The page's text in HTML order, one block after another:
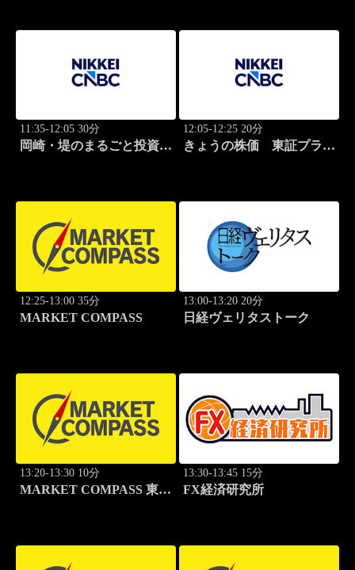
11:35-12:05 30分
岡崎・堤のまるごと投資道
12:05-12:25 20分
きょうの株価 東証プライ
12:25-13:00 35分
MARKET COMPASS
13:00-13:20 20分
日経ヴェリタストーク
13:20-13:30 10分
MARKET COMPASS 東証
13:30-13:45 15分
FX経済研究所